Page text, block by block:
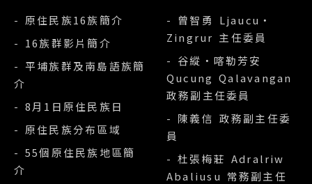
- 原住民族16族簡介
- 16族群影片簡介
- 平埔族群及南島語族簡
介
- 8月1日原住民族日
- 原住民族分布區域
- 55個原住民族地區簡
介
- 曾智勇 Ljaucu‧
Zingrur 主任委員
- 谷縱‧喀勒芳安
Qucung Qalavangan
政務副主任委員
- 陳義信 政務副主任委
員
- 杜張梅莊 Adralriw
Abaliusu 常務副主任